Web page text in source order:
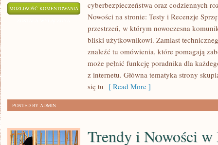
MOŻLIWOŚĆ KOMENTOWANIA TESTY
RECENZJE
SPRZĘTU
cyberbezpieczeństwa oraz codziennych
Nowości na stronie: Testy i Recenzje
przestrzeń, w którym nowoczesna
bliski użytkownikowi. Zamiast
znaleźć tu omówienia, które pomagają
może pełnić funkcję poradnika dla
z internetu. Główna tematyka strony
się tu [ Read More ]
POSTED BY ADMIN
Trendy i Nowości w